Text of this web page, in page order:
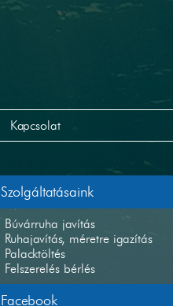
Kapcsolat
Szolgáltatásaink
Búvárruha javítás
Ruhajavítás, méretre igazítás
Palacktöltés
Felszerelés bérlés
Facebook